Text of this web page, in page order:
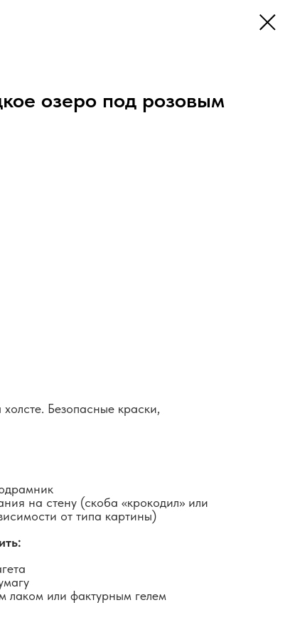
озеро под розовым
Безопасные краски,
на стену (скоба «крокодил» или
от типа картины)
лаком или фактурным гелем